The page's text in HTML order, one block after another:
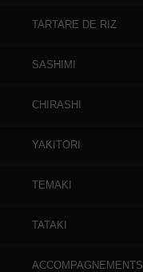
TARTARE DE RIZ
SASHIMI
CHIRASHI
YAKITORI
TEMAKI
TATAKI
ACCOMPAGNEMENTS